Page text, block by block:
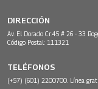
DIRECCIÓN
Av. El Dorado Cr.45 # 26 - 33
Código Postal: 111321
TELÉFONOS
(+57) (601) 2200700. Línea